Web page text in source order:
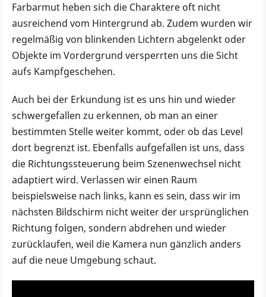
Farbarmut heben sich die Charaktere oft nicht
ausreichend vom Hintergrund ab. Zudem wurden wir
regelmäßig von blinkenden Lichtern abgelenkt oder
Objekte im Vordergrund versperrten uns die Sicht
aufs Kampfgeschehen.
Auch bei der Erkundung ist es uns hin und wieder
schwergefallen zu erkennen, ob man an einer
bestimmten Stelle weiter kommt, oder ob das Level
dort begrenzt ist. Ebenfalls aufgefallen ist uns, dass
die Richtungssteuerung beim Szenenwechsel nicht
adaptiert wird. Verlassen wir einen Raum
beispielsweise nach links, kann es sein, dass wir im
nächsten Bildschirm nicht weiter der ursprünglichen
Richtung folgen, sondern abdrehen und wieder
zurücklaufen, weil die Kamera nun gänzlich anders
auf die neue Umgebung schaut.